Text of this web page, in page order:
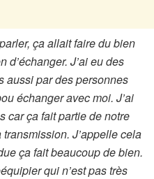
ça allait faire du bien
d’échanger. J’ai eu des
aussi par des personnes
échanger avec moi. J’ai
car ça fait partie de notre
J’appelle cela
ça fait beaucoup de bien.
qui n’est pas très